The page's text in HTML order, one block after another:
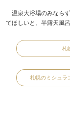
温泉大浴場のみなら
てほしいと、半露天風
札
札幌のミシュラ